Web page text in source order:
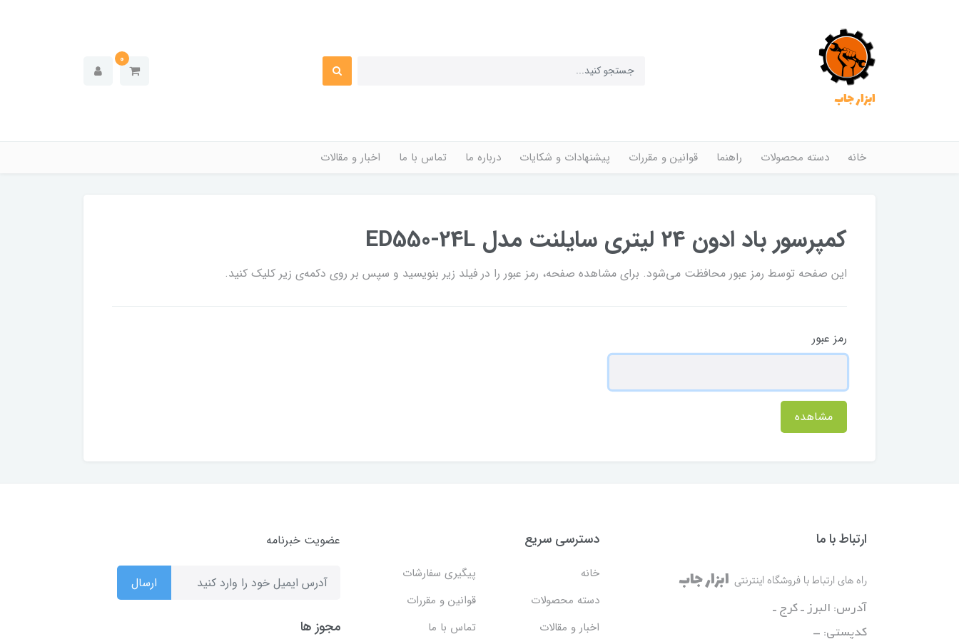
ابزار جاب
0
خانه دسته محصولات راهنما قوانین و مقررات پیشنهادات و شکایات درباره ما تماس با ما اخبار و مقالات
کمپرسور باد ادون 24 لیتری سایلنت مدل ED550-24L
این صفحه توسط رمز عبور محافظت می‌شود. برای مشاهده صفحه، رمز عبور را در فیلد زیر بنویسید و سپس بر روی دکمه‌ی زیر کلیک کنید.
رمز عبور
مشاهده
ارتباط با ما
راه های ارتباط با فروشگاه اینترنتی ابزار جاب
آدرس: البرز ـ کرج ـ
کدپستی: -
دسترسی سریع
خانه
پیگیری سفارشات
دسته محصولات
قوانین و مقررات
اخبار و مقالات
تماس با ما
عضویت خبرنامه
ارسال
مجوز ها